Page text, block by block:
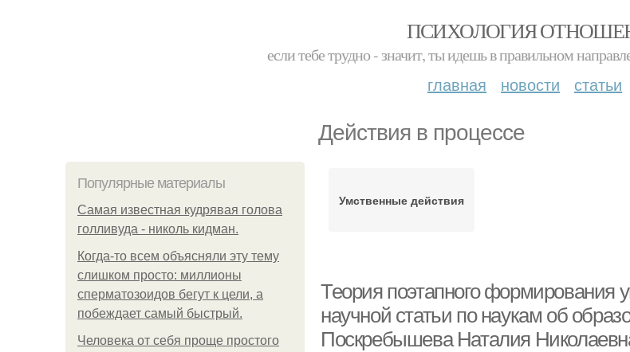
ПСИХОЛОГИЯ
если тебе трудно - значит, ты идешь в правильном
главная новости статьи
Действия в процессе
Популярные материалы
Самая известная кудрявая голова
голливуда - николь кидман.
Когда-то всем объясняли эту тему
слишком просто: миллионы
сперматозоидов бегут к цели, а
побеждает самый быстрый.
Человека от себя проще простого
Умственные действия
Теория поэтапного формирования
научной статьи по наукам об
Поскребышева Наталия